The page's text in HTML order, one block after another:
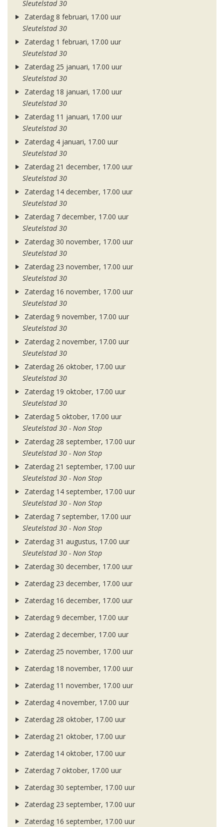
Sleutelstad 30
Zaterdag 8 februari, 17.00 uur
Sleutelstad 30
Zaterdag 1 februari, 17.00 uur
Sleutelstad 30
Zaterdag 25 januari, 17.00 uur
Sleutelstad 30
Zaterdag 18 januari, 17.00 uur
Sleutelstad 30
Zaterdag 11 januari, 17.00 uur
Sleutelstad 30
Zaterdag 4 januari, 17.00 uur
Sleutelstad 30
Zaterdag 21 december, 17.00 uur
Sleutelstad 30
Zaterdag 14 december, 17.00 uur
Sleutelstad 30
Zaterdag 7 december, 17.00 uur
Sleutelstad 30
Zaterdag 30 november, 17.00 uur
Sleutelstad 30
Zaterdag 23 november, 17.00 uur
Sleutelstad 30
Zaterdag 16 november, 17.00 uur
Sleutelstad 30
Zaterdag 9 november, 17.00 uur
Sleutelstad 30
Zaterdag 2 november, 17.00 uur
Sleutelstad 30
Zaterdag 26 oktober, 17.00 uur
Sleutelstad 30
Zaterdag 19 oktober, 17.00 uur
Sleutelstad 30
Zaterdag 5 oktober, 17.00 uur
Sleutelstad 30 - Non Stop
Zaterdag 28 september, 17.00 uur
Sleutelstad 30 - Non Stop
Zaterdag 21 september, 17.00 uur
Sleutelstad 30 - Non Stop
Zaterdag 14 september, 17.00 uur
Sleutelstad 30 - Non Stop
Zaterdag 7 september, 17.00 uur
Sleutelstad 30 - Non Stop
Zaterdag 31 augustus, 17.00 uur
Sleutelstad 30 - Non Stop
Zaterdag 30 december, 17.00 uur
Zaterdag 23 december, 17.00 uur
Zaterdag 16 december, 17.00 uur
Zaterdag 9 december, 17.00 uur
Zaterdag 2 december, 17.00 uur
Zaterdag 25 november, 17.00 uur
Zaterdag 18 november, 17.00 uur
Zaterdag 11 november, 17.00 uur
Zaterdag 4 november, 17.00 uur
Zaterdag 28 oktober, 17.00 uur
Zaterdag 21 oktober, 17.00 uur
Zaterdag 14 oktober, 17.00 uur
Zaterdag 7 oktober, 17.00 uur
Zaterdag 30 september, 17.00 uur
Zaterdag 23 september, 17.00 uur
Zaterdag 16 september, 17.00 uur